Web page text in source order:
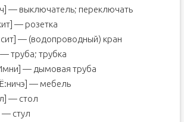
— выключатель; переключать
— розетка
— (водопроводный) кран
труба; трубка
— дымовая труба
— мебель
— стол
— стул